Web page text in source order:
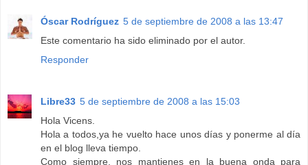
Óscar Rodríguez 5 de septiembre de 2008 a las 13:47
Este comentario ha sido eliminado por el autor.
Responder
Libre33 5 de septiembre de 2008 a las 15:03
Hola Vicens.
Hola a todos,ya he vuelto hace unos días y ponerme al día
en el blog lleva tiempo.
Como siempre, nos mantienes en la buena onda para